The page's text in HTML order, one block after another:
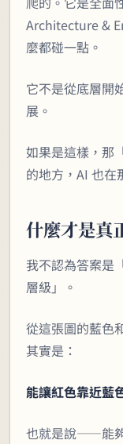
Architecture &
麼都碰一點。
它不是從底層開
展。
如果是這樣，那
的地方，AI 也在
什麼才是真
我不認為答案是
層級」。
從這張圖的藍色
其實是：
能讓紅色靠近藍
也就是說——能